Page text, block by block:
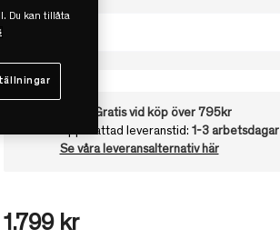
Gratis vid köp över 795kr
Uppskattad leveranstid: 1-3 arbetsdagar
Se våra leveransalternativ här
1.799 kr
Du kan tillåta